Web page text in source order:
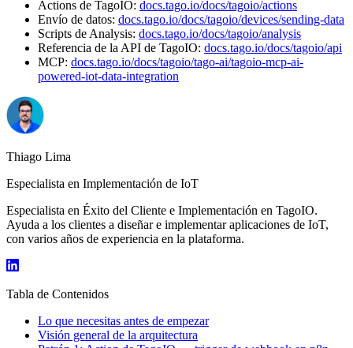
Actions de TagoIO: docs.tago.io/docs/tagoio/actions
Envío de datos: docs.tago.io/docs/tagoio/devices/sending-data
Scripts de Analysis: docs.tago.io/docs/tagoio/analysis
Referencia de la API de TagoIO: docs.tago.io/docs/tagoio/api
MCP: docs.tago.io/docs/tagoio/tago-ai/tagoio-mcp-ai-
powered-iot-data-integration
Thiago Lima
Especialista en Implementación de IoT
Especialista en Éxito del Cliente e Implementación en TagoIO.
Ayuda a los clientes a diseñar e implementar aplicaciones de IoT,
con varios años de experiencia en la plataforma.
Tabla de Contenidos
Lo que necesitas antes de empezar
Visión general de la arquitectura